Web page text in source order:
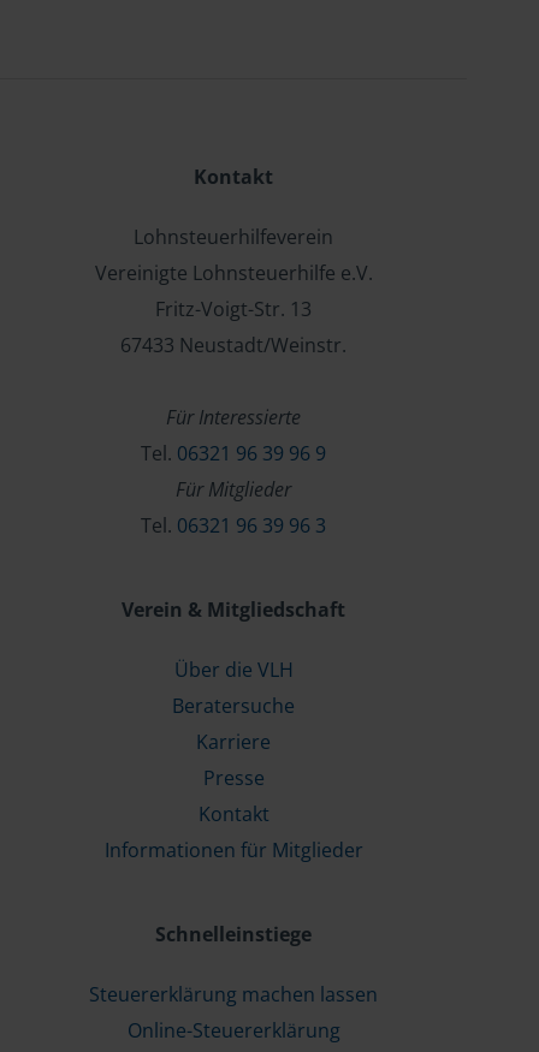
Kontakt
Lohnsteuerhilfeverein
Vereinigte Lohnsteuerhilfe e.V.
Fritz-Voigt-Str. 13
67433 Neustadt/Weinstr.
Für Interessierte
Tel. 06321 96 39 96 9
Für Mitglieder
Tel. 06321 96 39 96 3
Verein & Mitgliedschaft
Über die VLH
Beratersuche
Karriere
Presse
Kontakt
Informationen für Mitglieder
Schnelleinstiege
Steuererklärung machen lassen
Online-Steuererklärung